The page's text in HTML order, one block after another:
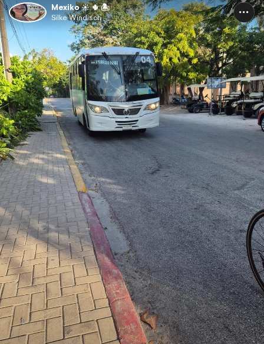
Mexiko ☀️ 🌵 🏝️
Silke Windisch